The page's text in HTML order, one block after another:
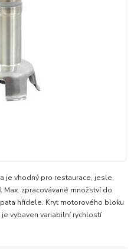
je vhodný pro restaurace, jesle,
zpracovávané množství do
hřídele. Kryt motorového bloku
je vybaven variabilní rychlostí